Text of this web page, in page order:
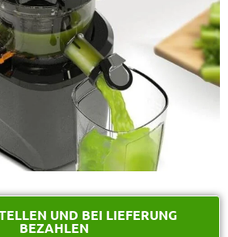
UND BEI LIEFERUNG
BEZAHLEN